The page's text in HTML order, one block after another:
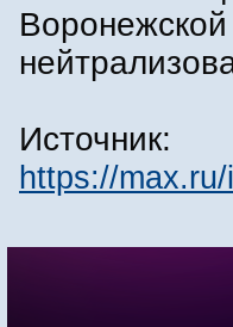
Источник:
https://